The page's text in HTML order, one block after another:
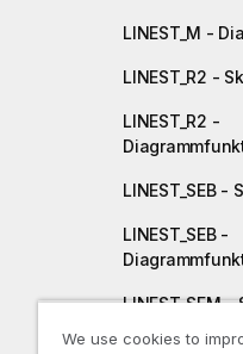
LINEST_M -
LINEST_R2 -
LINEST_R2 -
LINEST_SEB
LINEST_SEB -
LINEST_SEM
LINEST_SEM -
We use cookies to